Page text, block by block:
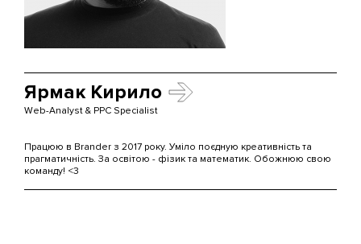
Ярмак Кирило
Web-Analyst & PPC Specialist
Працюю в Brander з 2017 року. Уміло поєдную креативність та
прагматичність. За освiтою - фiзик та математик. Обожнюю свою
команду! <3